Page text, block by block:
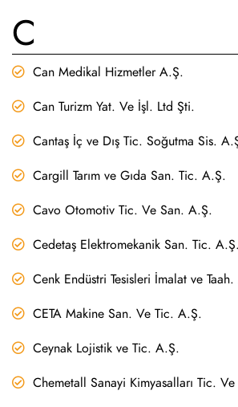
C
Can Medikal Hizmetler A.Ş.
Can Turizm Yat. Ve İşl. Ltd Şti.
Cantaş İç ve Dış Tic. Soğutma Sis.
Cargill Tarım ve Gıda San. Tic. A.Ş.
Cavo Otomotiv Tic. Ve San. A.Ş.
Cedetaş Elektromekanik San. Tic. A.Ş.
Cenk Endüstri Tesisleri İmalat ve
CETA Makine San. Ve Tic. A.Ş.
Ceynak Lojistik ve Tic. A.Ş.
Chemetall Sanayi Kimyasalları Tic.